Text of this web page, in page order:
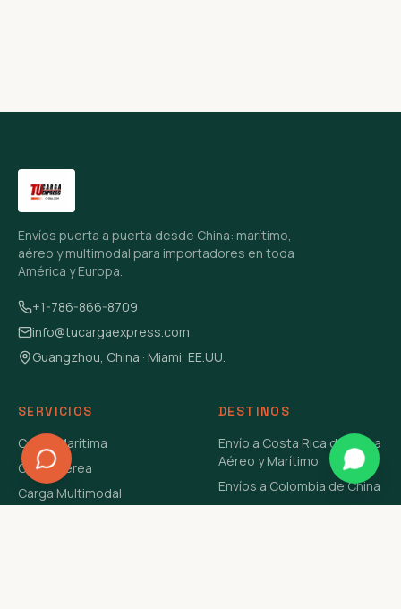
Envíos puerta a puerta desde China: marítimo,
aéreo y multimodal para importadores en toda
América y Europa.
+1-786-866-8709
info@tucargaexpress.com
Guangzhou, China · Miami, EE.UU.
SERVICIOS
Carga Marítima
Carga Aérea
Carga Multimodal
DESTINOS
Envío a Costa Rica de China
Aéreo y Marítimo
Envíos a Colombia de China